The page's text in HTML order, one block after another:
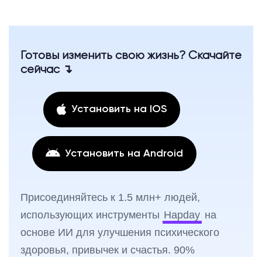
Готовы изменить свою жизнь? Скачайте
сейчас ↴
Установить на IOS
Установить на Android
Присоединяйтесь к 1.5 млн+ людей,
использующих инструменты Hapday на
основе ИИ для улучшения психического
здоровья, привычек и счастья. 90%